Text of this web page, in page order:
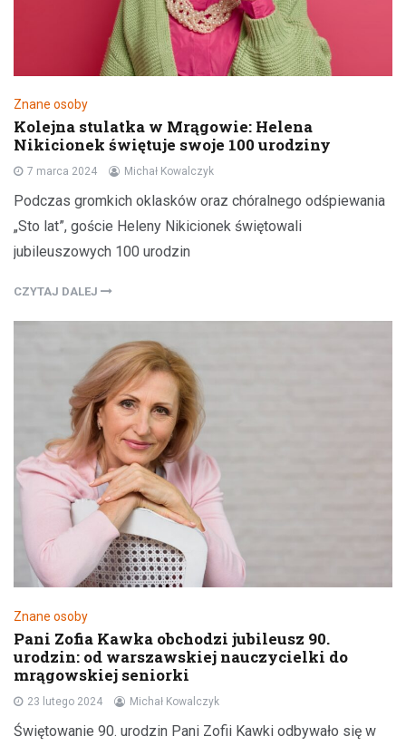
Znane osoby
Kolejna stulatka w Mrągowie: Helena
Nikicionek świętuje swoje 100 urodziny
7 marca 2024 Michał Kowalczyk
Podczas gromkich oklasków oraz chóralnego odśpiewania
„Sto lat”, goście Heleny Nikicionek świętowali
jubileuszowych 100 urodzin
CZYTAJ DALEJ
Znane osoby
Pani Zofia Kawka obchodzi jubileusz 90.
urodzin: od warszawskiej nauczycielki do
mrągowskiej seniorki
23 lutego 2024 Michał Kowalczyk
Świętowanie 90. urodzin Pani Zofii Kawki odbywało się w